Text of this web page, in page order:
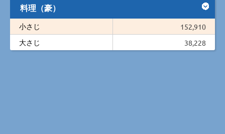
料理（豪）
小さじ
152,910
大さじ
38,228